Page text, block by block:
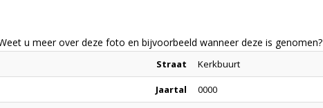
u meer over deze foto en bijvoorbeeld wanneer deze is genomen?
Straat Kerkbuurt
Jaartal 0000